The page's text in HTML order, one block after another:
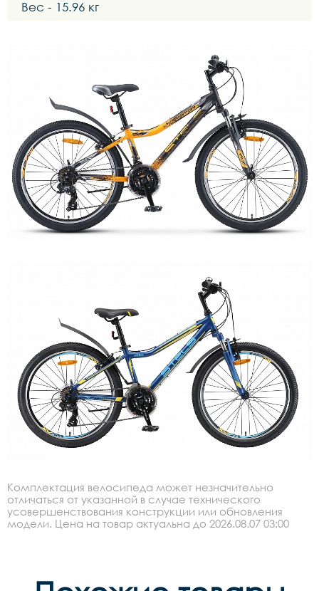
Вес - 15.96 кг
Комплектация велосипеда может незначительно
отличаться от указанной в случае технического
усовершенствования конструкции или обновления
модели. Цена на товар актуальна до 2026.08.07 03:00